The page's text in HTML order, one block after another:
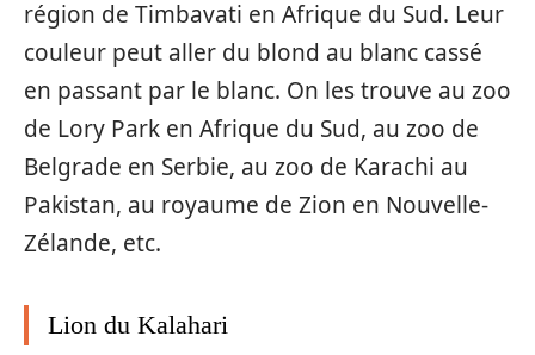
région de Timbavati en Afrique du Sud. Leur
couleur peut aller du blond au blanc cassé
en passant par le blanc. On les trouve au zoo
de Lory Park en Afrique du Sud, au zoo de
Belgrade en Serbie, au zoo de Karachi au
Pakistan, au royaume de Zion en Nouvelle-
Zélande, etc.
Lion du Kalahari